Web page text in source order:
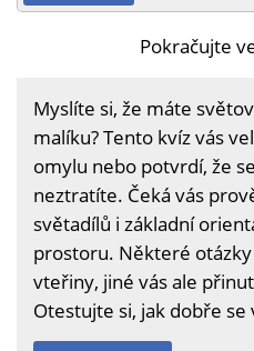
Pokračujte
Myslíte si, že máte
malíku? Tento kvíz vás
omylu nebo potvrdí, že
neztratíte. Čeká vás
světadílů i základní
prostoru. Některé
vteřiny, jiné vás ale
Otestujte si, jak dobře